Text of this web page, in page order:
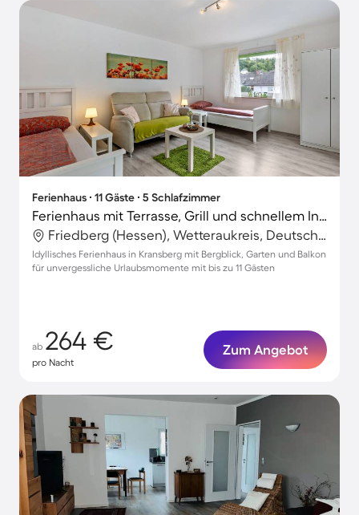
Ferienhaus ∙ 11 Gäste ∙ 5 Schlafzimmer
Ferienhaus mit Terrasse, Grill und schnellem Internet | Bergblick
Friedberg (Hessen), Wetteraukreis, Deutschland
Idyllisches Ferienhaus in Kransberg mit Bergblick, Garten und Balkon
für unvergessliche Urlaubsmomente mit bis zu 11 Gästen
ab 264 €
pro Nacht
Zum Angebot